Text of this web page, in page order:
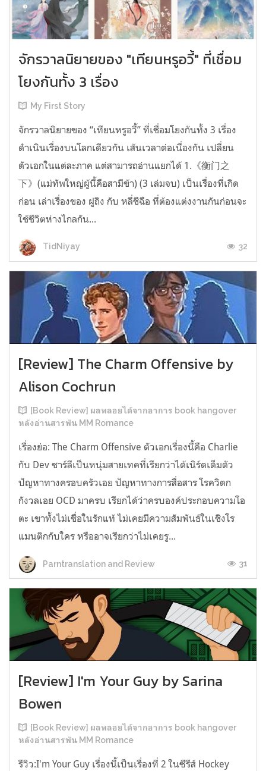
จักรวาลนิยายของ "เทียนหรูอวี้" ที่เชื่อม
โยงกันทั้ง 3 เรื่อง
My First Story
จักรวาลนิยายของ “เทียนหรูอวี้” ที่เชื่อมโยงกันทั้ง 3 เรื่อง
ดำเนินเรื่องบนโลกเดียวกัน เส้นเวลาต่อเนื่องกัน เปลี่ยน
ตัวเอกในแต่ละภาค แต่สามารถอ่านแยกได้ 1.《衡门之
下》(แม่ทัพใหญ่ผู้นี้คือสามีข้า) (3 เล่มจบ) เป็นเรื่องที่เกิด
ก่อน เล่าเรื่องของ ฝูถิง กับ หลี่ชีฉือ ที่ต้องแต่งงานกันก่อนจะ
ใช้ชีวิตห่างไกลกัน...
TidNiyay 32
[Review] The Charm Offensive by
Alison Cochrun
[Book Review] ผลพลอยได้จากอาการ book hangover
หลังอ่านสารพัน MM Romance
เรื่องย่อ: The Charm Offensive ตัวเอกเรื่องนี้คือ Charlie
กับ Dev ชาร์ลีเป็นหนุ่มสายเทคที่เรียกว่าได้เนิร์ดเต็มตัว
ปัญหาทางครอบครัวเอย ปัญหาทางการสื่อสาร โรควิตก
กังวลเอย OCD มาครบ เรียกได้ว่าครบองค์ประกอบความโอ
ตะ เขาทั้งไม่เชื่อในรักแท้ ไม่เคยมีความสัมพันธ์ในเชิงโร
แมนติกกับใคร หรืออาจเรียกว่าไม่เคยรู...
Parntranslation and Review 31
[Review] I'm Your Guy by Sarina
Bowen
[Book Review] ผลพลอยได้จากอาการ book hangover
หลังอ่านสารพัน MM Romance
รีวิว:I'm Your Guy เรื่องนี้เป็นเรื่องที่ 2 ในซีรีส์ Hockey